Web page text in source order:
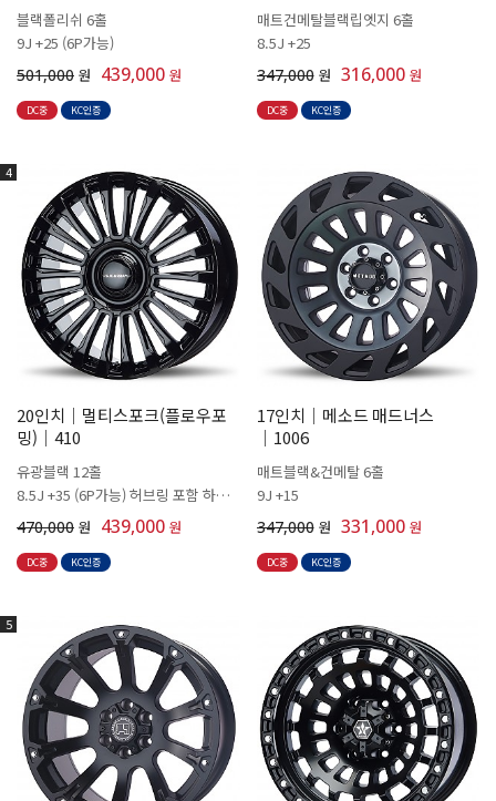
블랙폴리쉬 6홀
9J +25 (6P가능)
501,000 원 439,000 원
DC중 KC인증
매트건메탈블랙립엣지 6홀
8.5J +25
347,000 원 316,000 원
DC중 KC인증
4
20인치│멀티스포크(플로우포
밍)│410
유광블랙 12홀
8.5J +35 (6P가능) 허브링 포함 하중
955KG
470,000 원 439,000 원
DC중 KC인증
17인치│메소드 매드너스
│1006
매트블랙&건메탈 6홀
9J +15
347,000 원 331,000 원
DC중 KC인증
5